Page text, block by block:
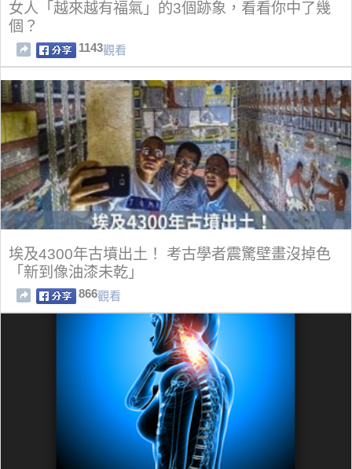
女人「越來越有福氣」的3個跡象，看看你中了幾
個？
1143觀看
埃及4300年古墳出土！ 考古學者震驚壁畫沒掉色
「新到像油漆未乾」
866觀看